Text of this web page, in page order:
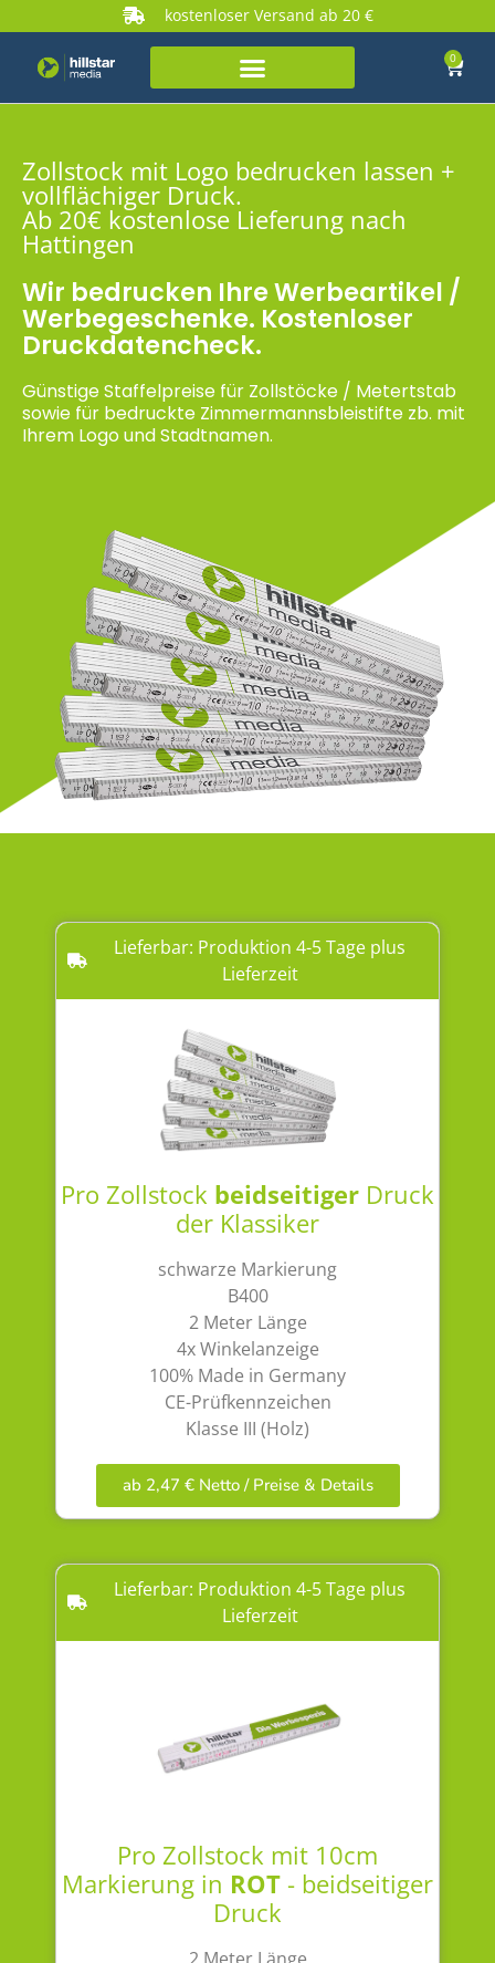
kostenloser Versand ab 20 €
0
Zollstock mit Logo bedrucken lassen +
vollflächiger Druck.
Ab 20€ kostenlose Lieferung nach
Hattingen
Wir bedrucken Ihre Werbeartikel /
Werbegeschenke. Kostenloser
Druckdatencheck.
Günstige Staffelpreise für Zollstöcke / Metertstab
sowie für bedruckte Zimmermannsbleistifte zb. mit
Ihrem Logo und Stadtnamen.
Lieferbar: Produktion 4-5 Tage plus
Lieferzeit
Pro Zollstock beidseitiger Druck
der Klassiker
schwarze Markierung
B400
2 Meter Länge
4x Winkelanzeige
100% Made in Germany
CE-Prüfkennzeichen
Klasse III (Holz)
ab 2,47 € Netto / Preise & Details
Lieferbar: Produktion 4-5 Tage plus
Lieferzeit
Pro Zollstock mit 10cm
Markierung in ROT- beidseitiger
Druck